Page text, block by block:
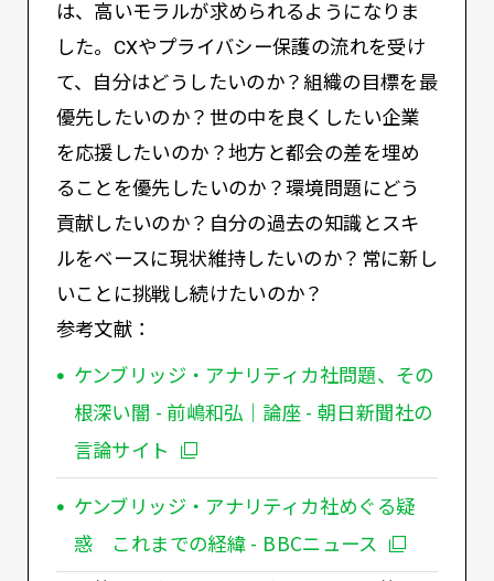
は、高いモラルが求められるようになりま
した。CXやプライバシー保護の流れを受け
て、自分はどうしたいのか？組織の目標を最
優先したいのか？世の中を良くしたい企業
を応援したいのか？地方と都会の差を埋め
ることを優先したいのか？環境問題にどう
貢献したいのか？自分の過去の知識とスキ
ルをベースに現状維持したいのか？常に新し
いことに挑戦し続けたいのか？
参考文献：
ケンブリッジ・アナリティカ社問題、その
根深い闇 - 前嶋和弘｜論座 - 朝日新聞社の
言論サイト
ケンブリッジ・アナリティカ社めぐる疑
惑 これまでの経緯 - BBCニュース